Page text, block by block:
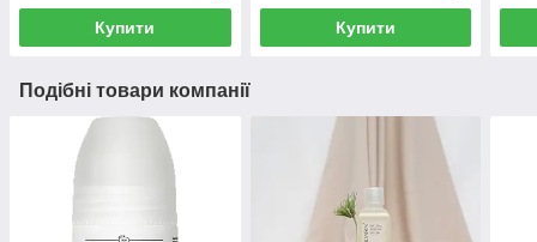
Купити Купити
Подібні товари компанії